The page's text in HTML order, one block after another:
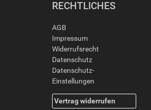
RECHTLICHES
AGB
Impressum
Widerrufsrecht
Datenschutz
Datenschutz-
Einstellungen
Vertrag widerrufen